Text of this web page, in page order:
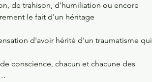
de trahison, d'humiliation ou encore
le fait d'un héritage
d'avoir hérité d'un traumatisme qui
conscience, chacun et chacune des